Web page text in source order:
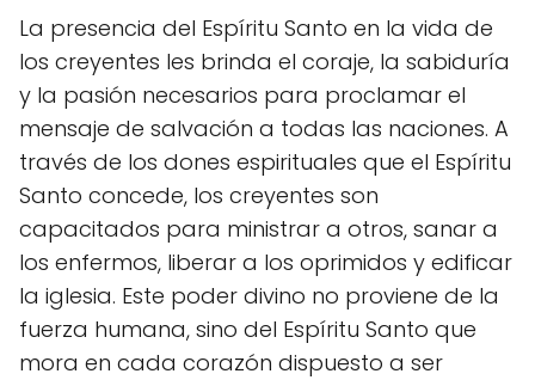
La presencia del Espíritu Santo en la vida de
los creyentes les brinda el coraje, la sabiduría
y la pasión necesarios para proclamar el
mensaje de salvación a todas las naciones. A
través de los dones espirituales que el Espíritu
Santo concede, los creyentes son
capacitados para ministrar a otros, sanar a
los enfermos, liberar a los oprimidos y edificar
la iglesia. Este poder divino no proviene de la
fuerza humana, sino del Espíritu Santo que
mora en cada corazón dispuesto a ser